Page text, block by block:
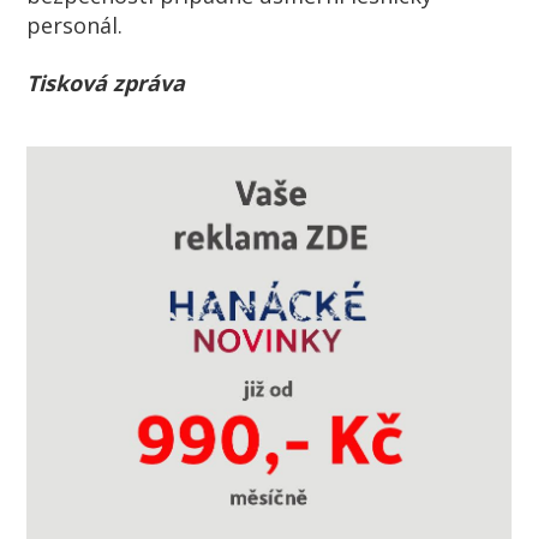
personál.
Tisková zpráva